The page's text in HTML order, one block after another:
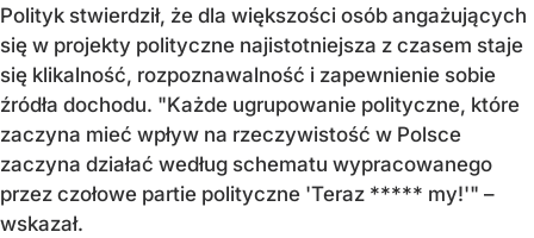
Polityk stwierdził, że dla większości osób angażujących
się w projekty polityczne najistotniejsza z czasem staje
się klikalność, rozpoznawalność i zapewnienie sobie
źródła dochodu. "Każde ugrupowanie polityczne, które
zaczyna mieć wpływ na rzeczywistość w Polsce
zaczyna działać według schematu wypracowanego
przez czołowe partie polityczne 'Teraz ***** my!'" –
wskazał.